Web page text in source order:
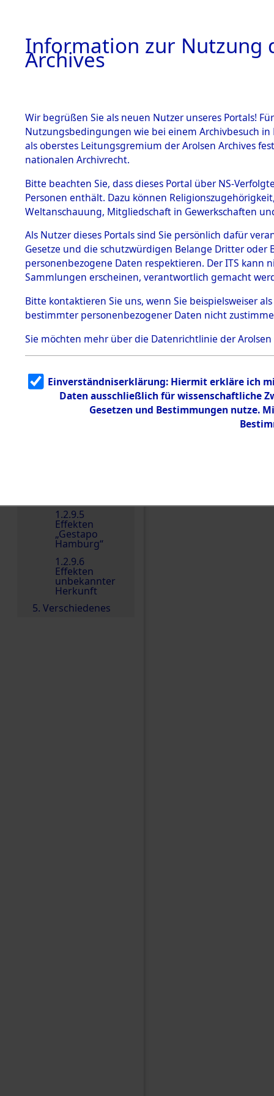
BESTÄNDE
1.
Inhaftierungsdoku
mente
1.2.9 Beim ITS
Effekten
1.2.9.1
Effekten aus
dem KZ
Dachau
1.2.9.2
Effekten aus
dem KZ
Bayerisches
1.2.9.3
Effekten aus
dem KZ
Neuengamm
1.2.9.5
Effekten
„Gestapo
Hamburg“
1.2.9.6
Effekten
unbekannter
Herkunft
5. Verschiedenes
0002
Einen Kommentar
Information zur Nutzung
Archives
Wir begrüßen Sie als neuen Nutzer unseres Portals!
Nutzungsbedingungen wie bei einem Archivbesuch
als oberstes Leitungsgremium der Arolsen Archives
nationalen Archivrecht.
Bitte beachten Sie, dass dieses Portal über NS-
Personen enthält. Dazu können
Weltanschauung, Mitgliedschaft in Gewerkschaften
Als Nutzer dieses Portals sind Sie persönlich dafür
Gesetze und die schutzwürdigen Belange Dritter
personenbezogene Daten respektieren. Der ITS
Sammlungen erscheinen, verantwortlich gemacht
Bitte kontaktieren Sie uns, wenn Sie beispielsweiser
bestimmter personenbezogener Daten nicht
Sie möchten mehr über die Datenrichtlinie der Arolsen
Einverständniserklärung: Hiermit erkläre ich
Daten ausschließlich für wissenschaftliche
Gesetzen und Bestimmungen nutze.